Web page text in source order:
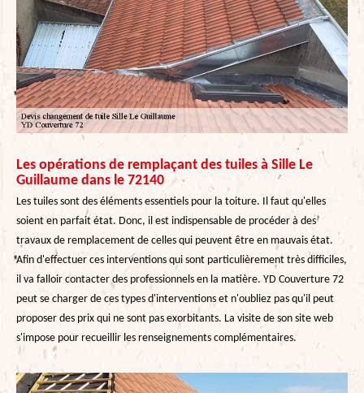
Les opérations de remplaçant des tuiles à Sille Le
Guillaume dans le 72140
Les tuiles sont des éléments essentiels pour la toiture. Il faut qu'elles
soient en parfait état. Donc, il est indispensable de procéder à des
travaux de remplacement de celles qui peuvent être en mauvais état.
Afin d'effectuer ces interventions qui sont particulièrement très difficiles,
il va falloir contacter des professionnels en la matière. YD Couverture 72
peut se charger de ces types d'interventions et n'oubliez pas qu'il peut
proposer des prix qui ne sont pas exorbitants. La visite de son site web
s'impose pour recueillir les renseignements complémentaires.